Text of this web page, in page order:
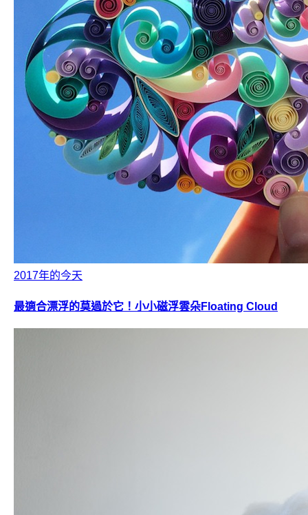
2017年的今天
最適合漂浮的莫過於它！小小磁浮雲朵Floating Cloud